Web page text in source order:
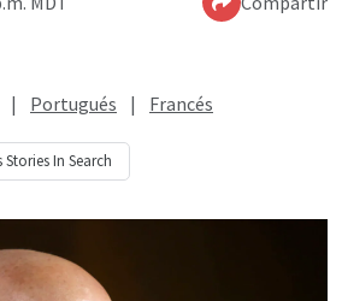
| Portugués | Francés
Stories In Search